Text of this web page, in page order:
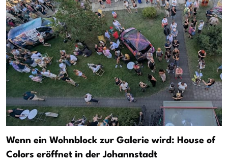
Wenn ein Wohnblock zur Galerie wird: House of
Colors eröffnet in der Johannstadt